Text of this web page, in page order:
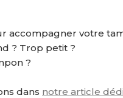
accompagner votre
? Trop petit ?
?
dans notre article